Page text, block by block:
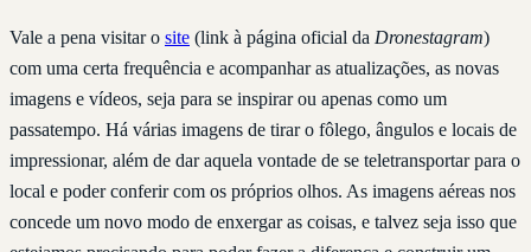
Vale a pena visitar o site (link à página oficial da Dronestagram)
com uma certa frequência e acompanhar as atualizações, as novas
imagens e vídeos, seja para se inspirar ou apenas como um
passatempo. Há várias imagens de tirar o fôlego, ângulos e locais de
impressionar, além de dar aquela vontade de se teletransportar para o
local e poder conferir com os próprios olhos. As imagens aéreas nos
concede um novo modo de enxergar as coisas, e talvez seja isso que